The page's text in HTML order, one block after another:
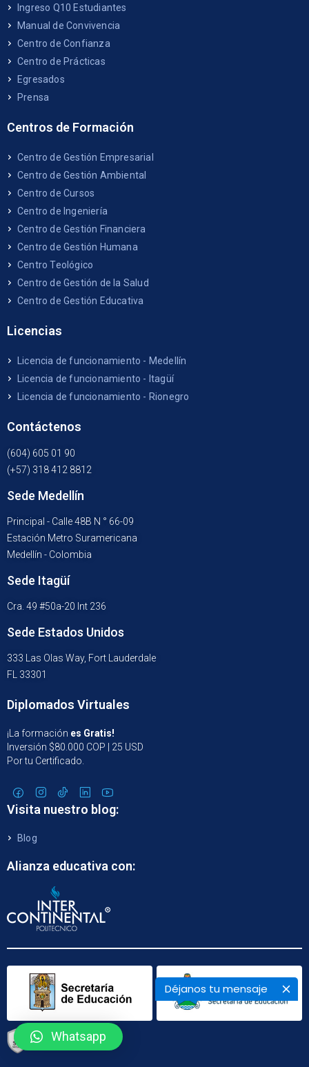
Déjanos tu mensaje
Ingreso Q10 Estudiantes
Manual de Convivencia
Centro de Confianza
Centro de Prácticas
Egresados
Prensa
Centros de Formación
Centro de Gestión Empresarial
Centro de Gestión Ambiental
Centro de Cursos
Centro de Ingeniería
Centro de Gestión Financiera
Centro de Gestión Humana
Centro Teológico
Centro de Gestión de la Salud
Centro de Gestión Educativa
Licencias
Licencia de funcionamiento - Medellín
Licencia de funcionamiento - Itagüí
Licencia de funcionamiento - Rionegro
Contáctenos
(604) 605 01 90
(+57) 318 412 8812
Sede Medellín
Principal - Calle 48B N ° 66-09
Estación Metro Suramericana
Medellín - Colombia
Sede Itagüí
Cra. 49 #50a-20 Int 236
Sede Estados Unidos
333 Las Olas Way, Fort Lauderdale
FL 33301
Diplomados Virtuales
¡La formación es Gratis!
Inversión $80.000 COP | 25 USD
Por tu Certificado.
Visita nuestro blog:
Blog
Alianza educativa con:
Whatsapp